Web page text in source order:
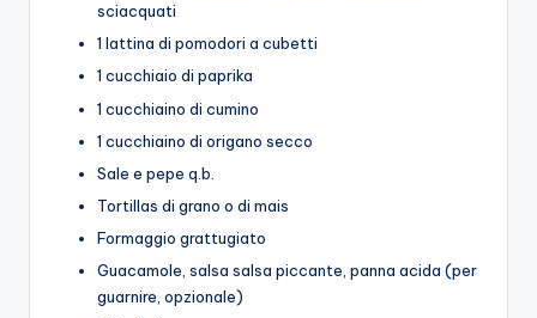
sciacquati
1 lattina di pomodori a cubetti
1 cucchiaio di paprika
1 cucchiaino di cumino
1 cucchiaino di origano secco
Sale e pepe q.b.
Tortillas di grano o di mais
Formaggio grattugiato
Guacamole, salsa salsa piccante, panna acida (per
guarnire, opzionale)